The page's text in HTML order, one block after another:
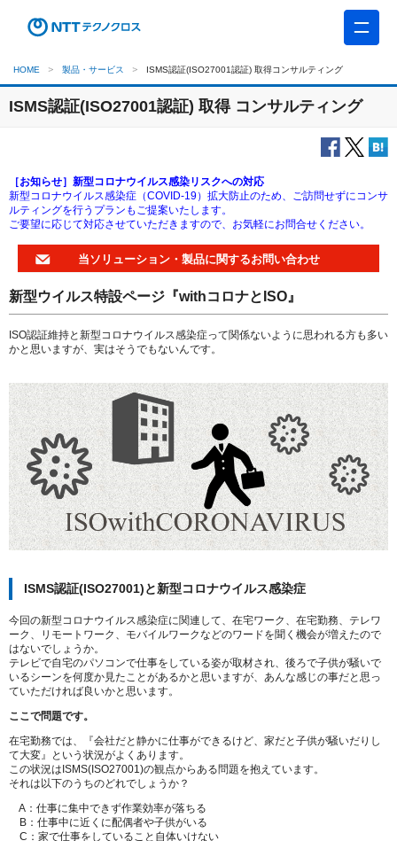
HOME 製品・サービス ISMS認証(ISO27001認証) 取得コンサルティング
ISMS認証(ISO27001認証) 取得 コンサルティング
［お知らせ］新型コロナウイルス感染リスクへの対応
新型コロナウイルス感染症（COVID-19）拡大防止のため、ご訪問せずにコンサ
ルティングを行うプランもご提案いたします。
ご要望に応じて対応させていただきますので、お気軽にお問合せください。
当ソリューション・製品に関するお問い合わせ
新型ウイルス特設ページ『withコロナとISO』
ISO認証維持と新型コロナウイルス感染症って関係ないように思われる方も多い
かと思いますが、実はそうでもないんです。
ISMS認証(ISO27001)と新型コロナウイルス感染症
今回の新型コロナウイルス感染症に関連して、在宅ワーク、在宅勤務、テレワ
ーク、リモートワーク、モバイルワークなどのワードを聞く機会が増えたので
はないでしょうか。
テレビで自宅のパソコンで仕事をしている姿が取材され、後ろで子供が騒いで
いるシーンを何度か見たことがあるかと思いますが、あんな感じの事だと思っ
ていただければ良いかと思います。
ここで問題です。
在宅勤務では、『会社だと静かに仕事ができるけど、家だと子供が騒いだりし
て大変』という状況がよくあります。
この状況はISMS(ISO27001)の観点からある問題を抱えています。
それは以下のうちのどれでしょうか？
A：仕事に集中できず作業効率が落ちる
B：仕事中に近くに配偶者や子供がいる
C：家で仕事をしていること自体いけない